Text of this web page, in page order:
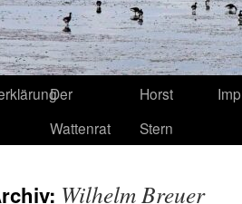
Der
Wattenrat
Horst
Stern
Wilhelm Breuer